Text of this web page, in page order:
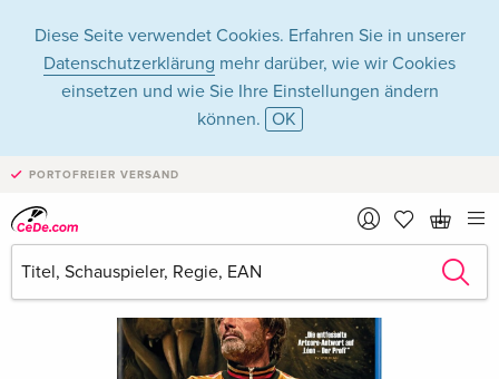
Diese Seite verwendet Cookies. Erfahren Sie in unserer
Datenschutzerklärung mehr darüber, wie wir Cookies
einsetzen und wie Sie Ihre Einstellungen ändern
können. OK
PORTOFREIER VERSAND